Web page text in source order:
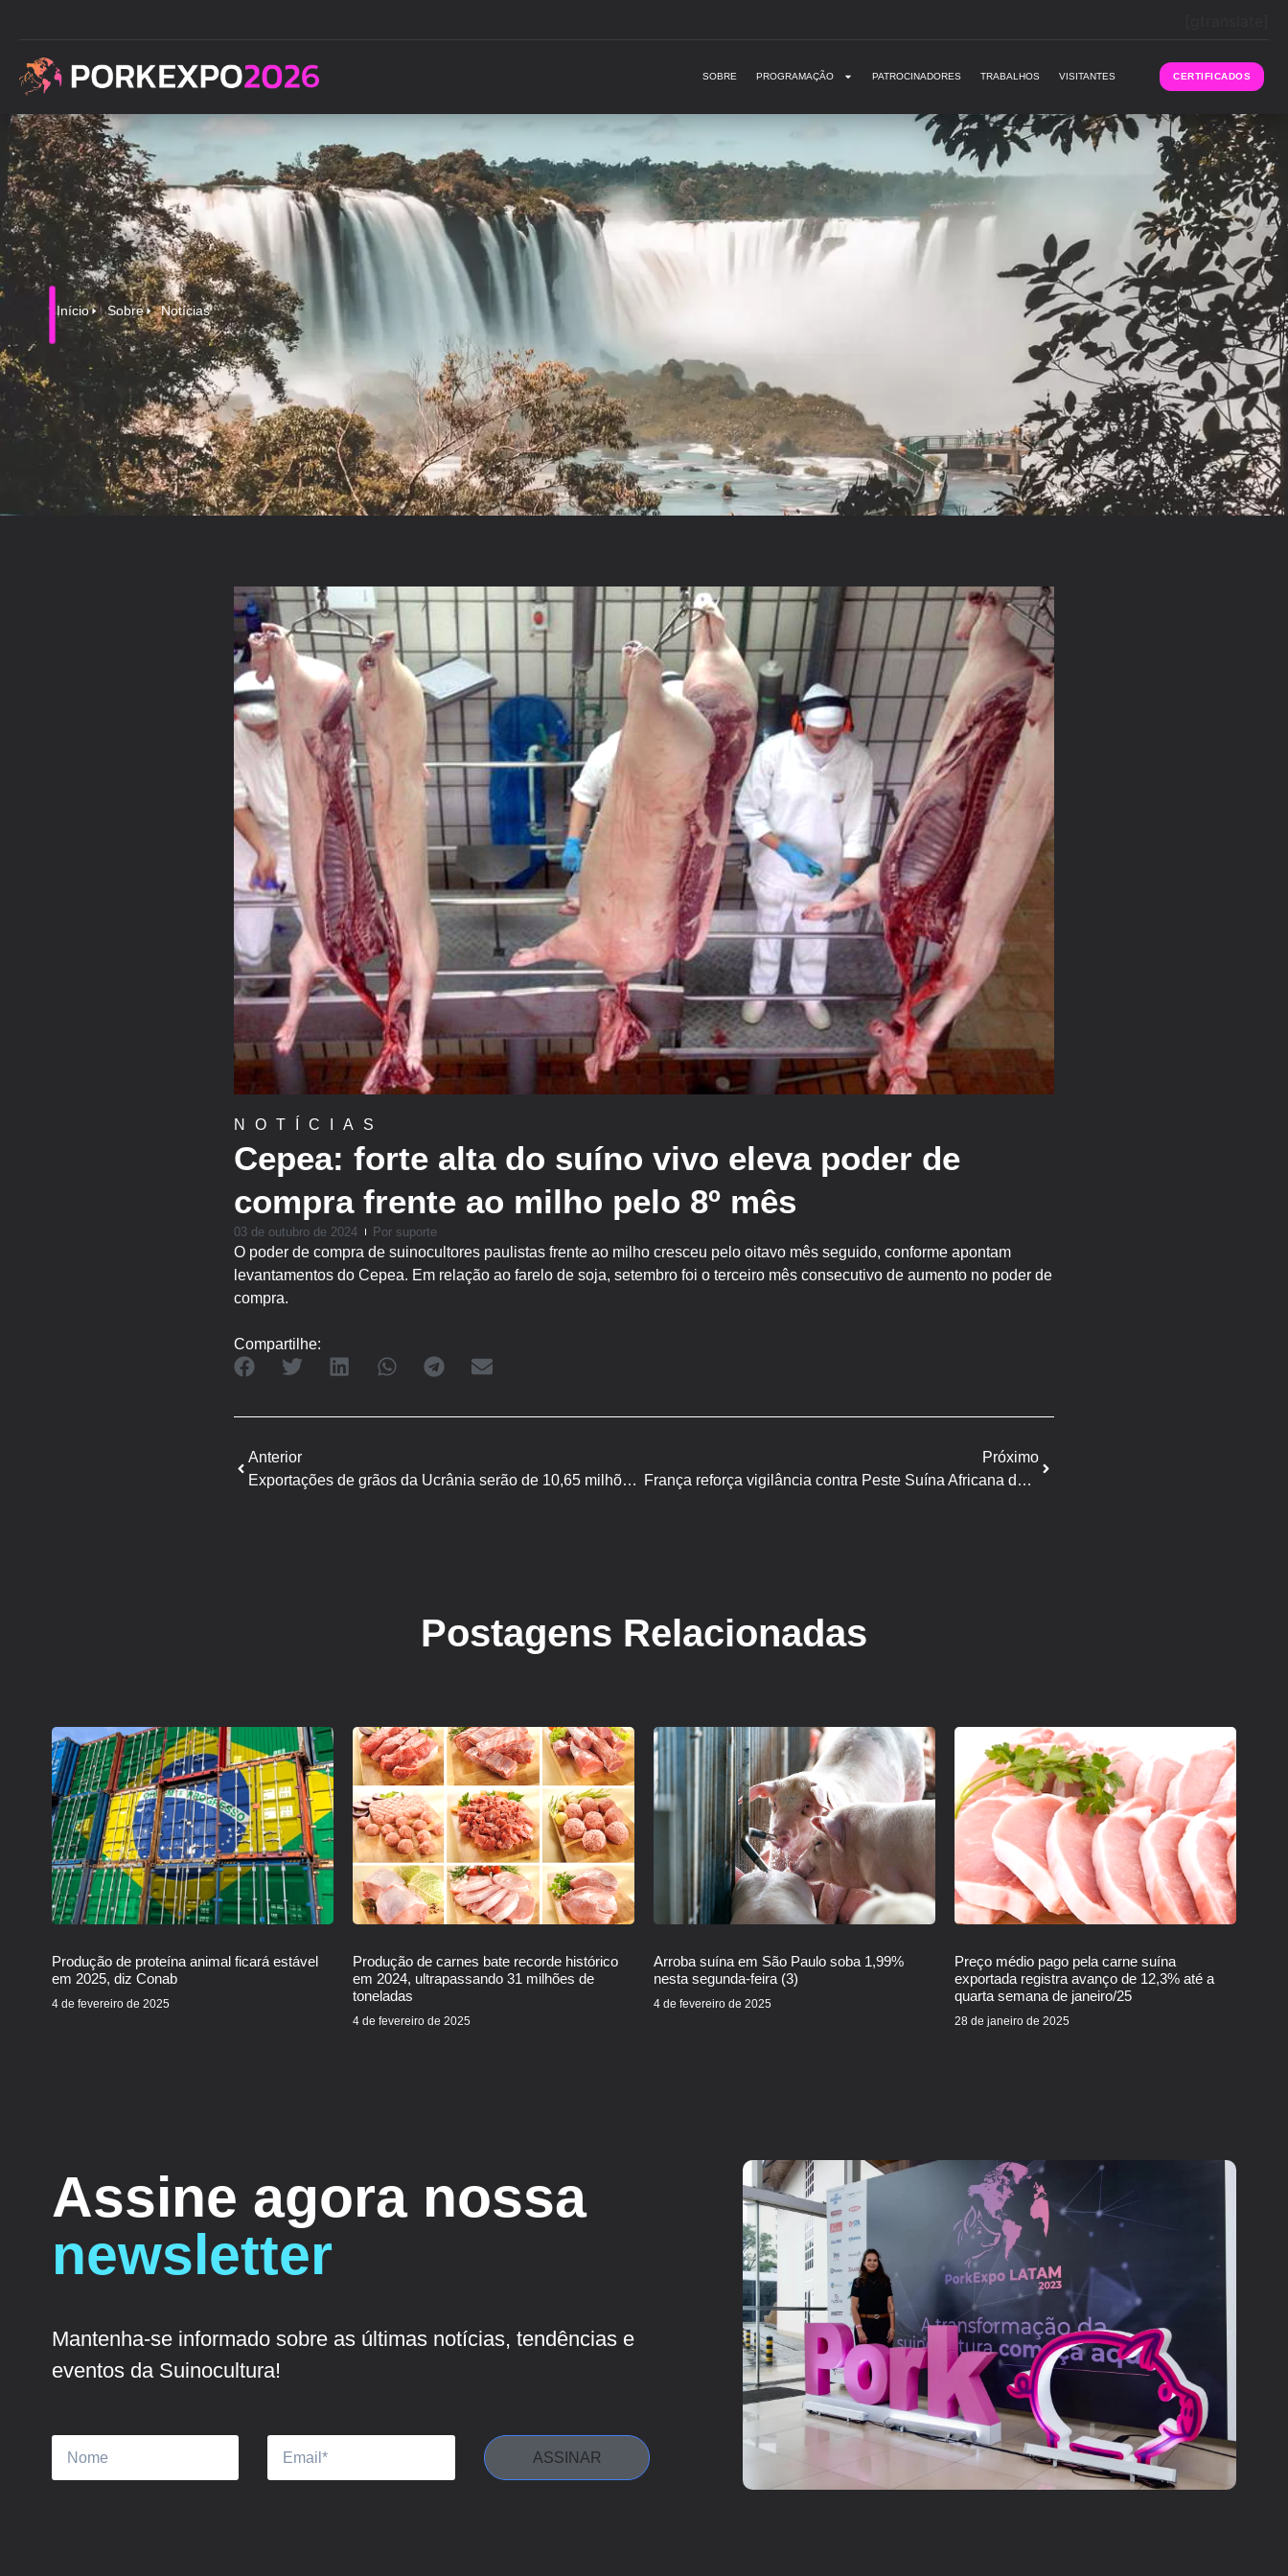
SOBRE PROGRAMAÇÃO PATROCINADORES TRABALHOS VISITANTES CERTIFICADOS
Início Sobre Notícias
NOTÍCIAS
Cepea: forte alta do suíno vivo eleva poder de
compra frente ao milho pelo 8º mês
03 de outubro de 2024 Por suporte
O poder de compra de suinocultores paulistas frente ao milho cresceu pelo oitavo mês seguido, conforme apontam
levantamentos do Cepea. Em relação ao farelo de soja, setembro foi o terceiro mês consecutivo de aumento no poder de
compra.
Compartilhe:
Anterior
Exportações de grãos da Ucrânia serão de 10,65 milhões de toneladas em 2024 – 2025
Próximo
França reforça vigilância contra Peste Suína Africana devio á fronteira com Alemanha
Postagens Relacionadas
Produção de proteína animal ficará estável
em 2025, diz Conab
4 de fevereiro de 2025
Produção de carnes bate recorde histórico
em 2024, ultrapassando 31 milhões de
toneladas
4 de fevereiro de 2025
Arroba suína em São Paulo soba 1,99%
nesta segunda-feira (3)
4 de fevereiro de 2025
Preço médio pago pela carne suína
exportada registra avanço de 12,3% até a
quarta semana de janeiro/25
28 de janeiro de 2025
Assine agora nossa
newsletter
Mantenha-se informado sobre as últimas notícias, tendências e
eventos da Suinocultura!
ASSINAR